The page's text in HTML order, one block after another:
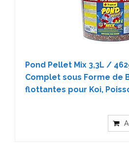
Pond Pellet Mix 3,3L /
Complet sous Forme de
flottantes pour Koi,